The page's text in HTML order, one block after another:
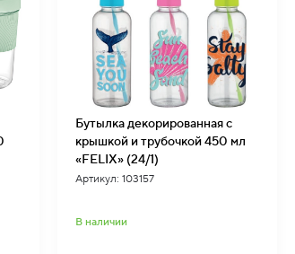
Бутылка декорированная с
крышкой и трубочкой 450 мл
«FELIX» (24/1)
Артикул: 103157
В наличии